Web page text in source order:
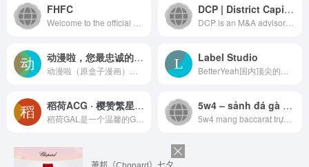
FHFC DCP | District Capital Partners | Private Equity M&A Specialists
动漫啦，您最忠诚的漫画朋友 Label Studio
稻荷ACG · 樱赞繁星 • 一个Galgame的资源网站 5w4 – sảnh đá gà của baccarat trực tiếp cùng ưu đãi nạp đầu tại Việt Nam trực tuyến